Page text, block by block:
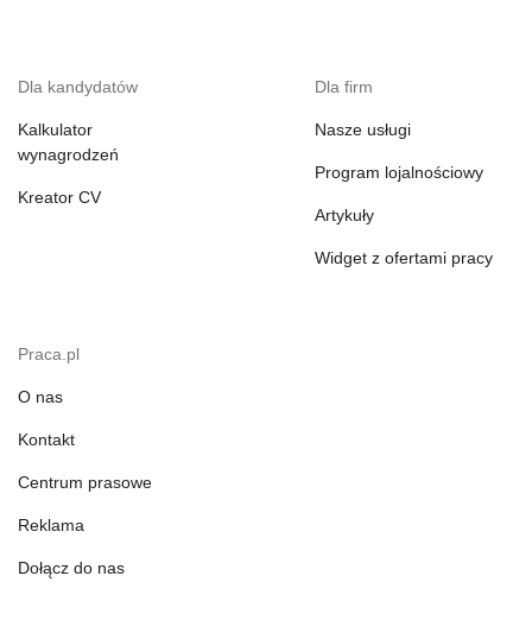
Dla kandydatów
Kalkulator
wynagrodzeń
Kreator CV
Dla firm
Nasze usługi
Program lojalnościowy
Artykuły
Widget z ofertami pracy
Praca.pl
O nas
Kontakt
Centrum prasowe
Reklama
Dołącz do nas